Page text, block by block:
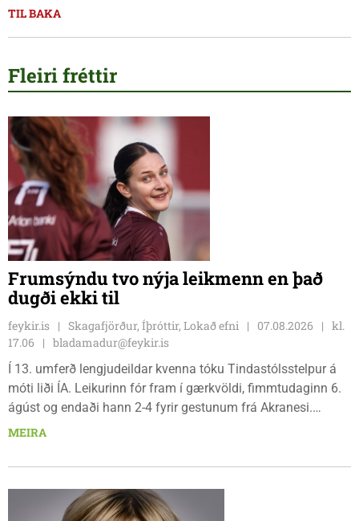
TIL BAKA
Fleiri fréttir
Frumsýndu tvo nýja leikmenn en það
dugði ekki til
feykir.is Skagafjörður, Íþróttir, Lokað efni 07.08.2026
kl.
17.06
bladamadur@feykir.is
Í 13. umferð lengjudeildar kvenna tóku Tindastólsstelpur á
móti liði ÍA. Leikurinn fór fram í gærkvöldi, fimmtudaginn 6.
ágúst og endaði hann 2-4 fyrir gestunum frá Akranesi.
Tindastólsliðið frumsýndi tvo nýja leikmenn en þær dönsku
tvíburar.
MEIRA